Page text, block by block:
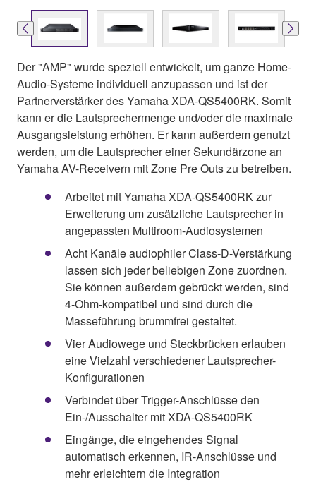
Der "AMP" wurde speziell entwickelt, um ganze Home-
Audio-Systeme individuell anzupassen und ist der
Partnerverstärker des Yamaha XDA-QS5400RK. Somit
kann er die Lautsprechermenge und/oder die maximale
Ausgangsleistung erhöhen. Er kann außerdem genutzt
werden, um die Lautsprecher einer Sekundärzone an
Yamaha AV-Receivern mit Zone Pre Outs zu betreiben.
Arbeitet mit Yamaha XDA-QS5400RK zur
Erweiterung um zusätzliche Lautsprecher in
angepassten Multiroom-Audiosystemen
Acht Kanäle audiophiler Class-D-Verstärkung
lassen sich jeder beliebigen Zone zuordnen.
Sie können außerdem gebrückt werden, sind
4-Ohm-kompatibel und sind durch die
Masseführung brummfrei gestaltet.
Vier Audiowege und Steckbrücken erlauben
eine Vielzahl verschiedener Lautsprecher-
Konfigurationen
Verbindet über Trigger-Anschlüsse den
Ein-/Ausschalter mit XDA-QS5400RK
Eingänge, die eingehendes Signal
automatisch erkennen, IR-Anschlüsse und
mehr erleichtern die Integration